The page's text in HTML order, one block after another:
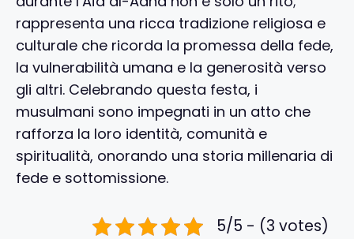
rappresenta una ricca tradizione religiosa e
culturale che ricorda la promessa della fede,
la vulnerabilità umana e la generosità verso
gli altri. Celebrando questa festa, i
musulmani sono impegnati in un atto che
rafforza la loro identità, comunità e
spiritualità, onorando una storia millenaria di
fede e sottomissione.
5/5 - (3 votes)